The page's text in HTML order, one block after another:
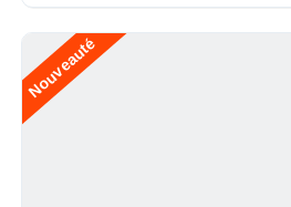
Nouveauté